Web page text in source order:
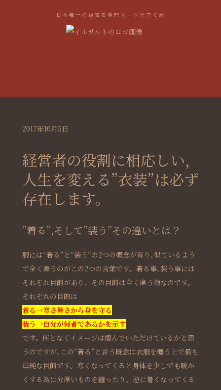
日本唯一の経営者専門スーツ仕立て屋
2017年10月5日
経営者の役割に相応しい,
人生を変える”衣装”は必ず
存在します。
”着る”,そして”装う”その違いとは？
服には“着る”と“装う”の2つの概念が有り､似ているよう
で全く違うのがこの2つの言葉です。着る事､装う事には
それぞれ目的があり、その目的は全く違う物なのです。
それぞれの目的は
着る→寒さ暑さから身を守る
装う→自分が何者であるかを示す
です。何となくイメージは掴んでいただけているかと思
うのですが､この“着る”と言う概念は衣服を纏う上で最も
単純な目的です。寒くなってくると身体を少しでも暖か
くする為に分厚いものを纏ったり、逆に暑くなってくる